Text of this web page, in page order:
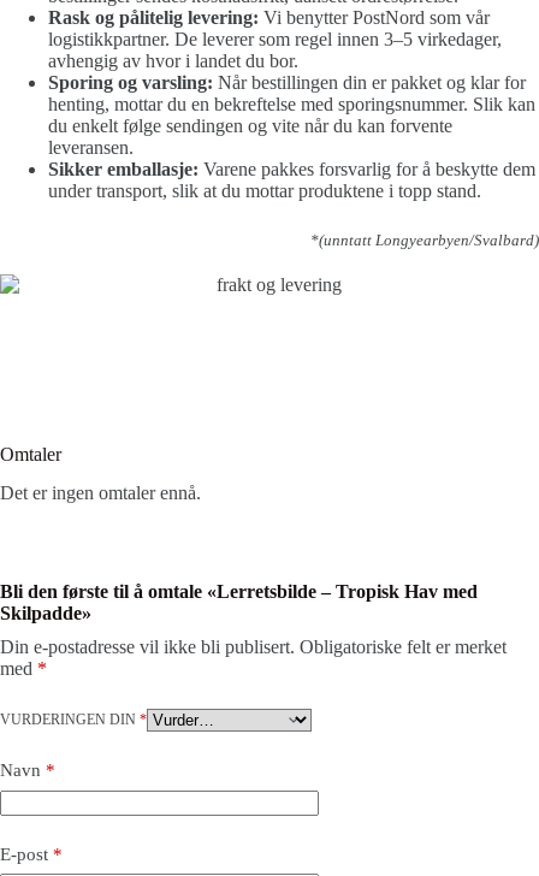
Rask og pålitelig levering: Vi benytter PostNord som vår
logistikkpartner. De leverer som regel innen 3–5 virkedager,
avhengig av hvor i landet du bor.
Sporing og varsling: Når bestillingen din er pakket og klar for
henting, mottar du en bekreftelse med sporingsnummer. Slik kan
du enkelt følge sendingen og vite når du kan forvente
leveransen.
Sikker emballasje: Varene pakkes forsvarlig for å beskytte dem
under transport, slik at du mottar produktene i topp stand.
*(unntatt Longyearbyen/Svalbard)
Omtaler
Det er ingen omtaler ennå.
Bli den første til å omtale «Lerretsbilde – Tropisk Hav med
Skilpadde»
Din e-postadresse vil ikke bli publisert. Obligatoriske felt er merket
med *
VURDERINGEN DIN *
Navn *
E-post *